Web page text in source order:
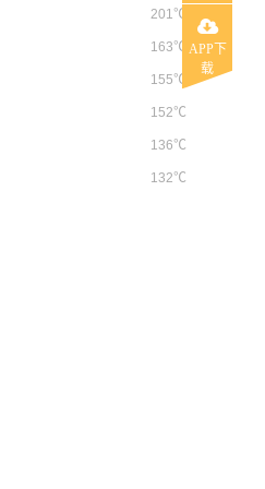
201℃
163℃
155℃
152℃
136℃
132℃
APP下
载